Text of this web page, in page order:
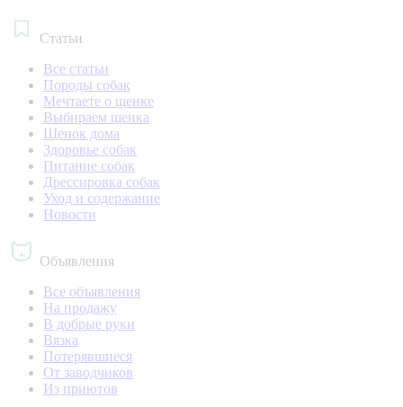
Статьи
Все статьи
Породы собак
Мечтаете о щенке
Выбираем щенка
Щенок дома
Здоровье собак
Питание собак
Дрессировка собак
Уход и содержание
Новости
Объявления
Все объявления
На продажу
В добрые руки
Вязка
Потерявшиеся
От заводчиков
Из приютов